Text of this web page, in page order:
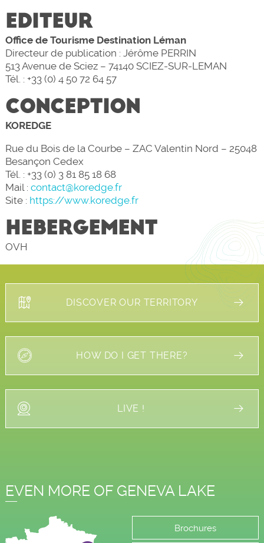
EDITEUR
Office de Tourisme Destination Léman
Directeur de publication : Jérôme PERRIN
513 Avenue de Sciez – 74140 SCIEZ-SUR-LEMAN
Tél. : +33 (0) 4 50 72 64 57
CONCEPTION
KOREDGE
Rue du Bois de la Courbe – ZAC Valentin Nord – 25048
Besançon Cedex
Tél. : +33 (0) 3 81 85 18 68
Mail : contact@koredge.fr
Site : https://www.koredge.fr
HEBERGEMENT
OVH
DISCOVER OUR TERRITORY
HOW DO I GET THERE?
LIVE !
EVEN MORE OF GENEVA LAKE
Brochures